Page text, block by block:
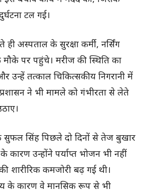
टल गई।
अस्पताल के सुरक्षा कर्मी, नर्सिंग
पर पहुंचे। मरीज की स्थिति का
तत्काल चिकित्सकीय निगरानी में
ने भी मामले को गंभीरता से लेते
सुफल सिंह पिछले दो दिनों से तेज बुखार
कारण उन्होंने पर्याप्त भोजन भी नहीं
शारीरिक कमजोरी बढ़ गई थी।
के कारण वे मानसिक रूप से भी